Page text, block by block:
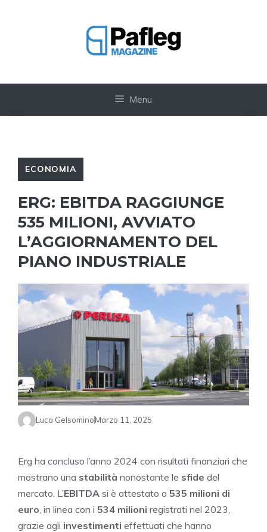
Menu
ECONOMIA
ERG: EBITDA RAGGIUNGE
535 MILIONI, AVVIATO
L’AGGIORNAMENTO DEL
PIANO INDUSTRIALE
Luca GelsominoMarzo 11, 2025
Erg ha concluso l’anno 2024 con risultati finanziari che
mostrano una stabilità nonostante le sfide del
mercato. L’EBITDA si è attestato a 535 milioni di
euro , in linea con i 534 milioni registrati nel 2023,
grazie agli investimenti effettuati che hanno